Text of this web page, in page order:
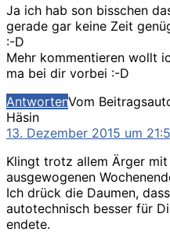
Ja ich hab son bisschen
gerade gar keine Zeit
:-D
Mehr kommentieren wollt
ma bei dir vorbei :-D
AntwortenVom
Häsinsagt:
13. Dezember 2015 um
Klingt trotz allem Ärger
ausgewogenen
Ich drück die Daumen,
autotechnisch besser für
endete.